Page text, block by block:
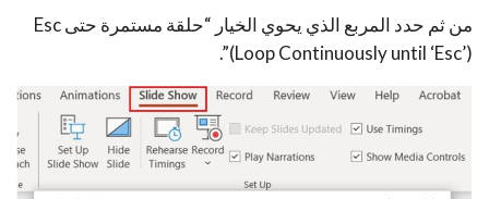
من ثم حدد المربع الذي يحوي الخيار “حلقة مستمرة حتى Esc
(Loop Continuously until ‘Esc’)”.